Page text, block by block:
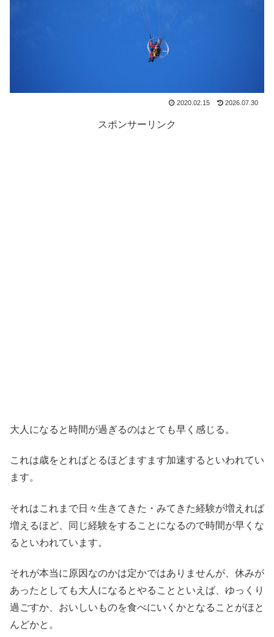
2020.02.15 2026.07.30
スポンサーリンク
大人になると時間が過ぎるのはとても早く感じる。
これは歳をとればとるほどますます加速するといわれてい
ます。
それはこれまで日々生きてきた・みてきた経験が増えれば
増えるほど、同じ経験をすることになるので時間が早くな
るといわれています。
それが本当に原因なのかは定かではありませんが、休みが
あったとしても大人になるとやることといえば、ゆっくり
過ごすか、おいしいものを食べにいくかとなることがほと
んどかと。